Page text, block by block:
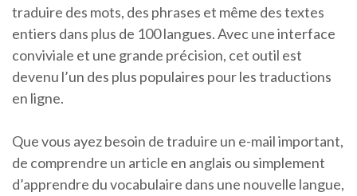
traduire des mots, des phrases et même des textes
entiers dans plus de 100 langues. Avec une interface
conviviale et une grande précision, cet outil est
devenu l’un des plus populaires pour les traductions
en ligne.
Que vous ayez besoin de traduire un e-mail important,
de comprendre un article en anglais ou simplement
d’apprendre du vocabulaire dans une nouvelle langue,